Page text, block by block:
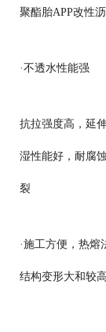
聚酯胎APP改性
·不透水性能强
抗拉强度高，延
湿性能好，耐腐
裂
·施工方便，热熔
结构变形大和较